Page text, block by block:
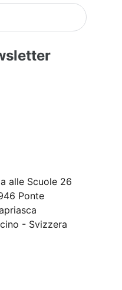
alle Scuole 26
Ponte
- Svizzera